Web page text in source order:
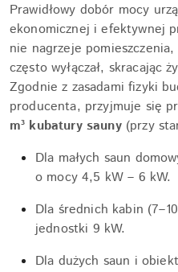
Prawidłowy dobór mocy
ekonomicznej i efektywnej
nie nagrzeje
często wyłączał, skracając
Zgodnie z zasadami fizyki
producenta, przyjmuje się
m³ kubatury sauny (przy
Dla małych saun
o mocy 4,5 kW – 6 kW.
Dla średnich kabin
jednostki 9 kW.
Dla dużych saun i